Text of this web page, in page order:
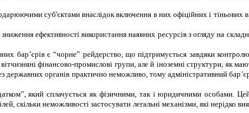
суб'єктами внаслідок включення в них офіційних і тіньових
ефективності використання наявних ресурсів з огляду на
бар’єрів є“чорне” рейдерство, що підтримується завдяки
фінансово-промислові групи, але й іноземні структури, як
державних органів практично неможливо, тому адміністративний бар’
”, який сплачується як фізичними, так і юридичними особами.
скільки неможливості застосувати легальні механізми, які нерідко